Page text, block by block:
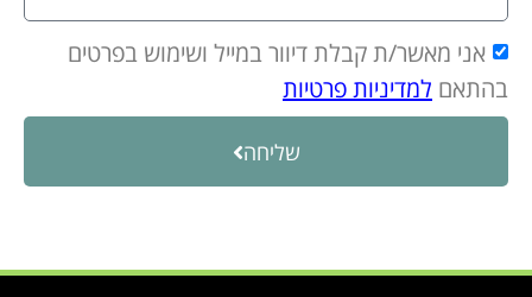
אני מאשר/ת קבלת דיוור במייל ושימוש בפרטים
בהתאם למדיניות פרטיות
שליחה